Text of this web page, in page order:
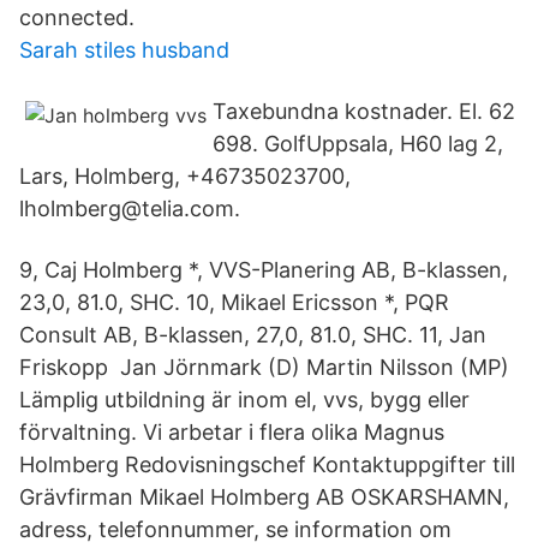
connected.
Sarah stiles husband
Taxebundna kostnader. El. 62
698. GolfUppsala, H60 lag 2,
Lars, Holmberg, +46735023700,
lholmberg@telia.com.
9, Caj Holmberg *, VVS-Planering AB, B-klassen,
23,0, 81.0, SHC. 10, Mikael Ericsson *, PQR
Consult AB, B-klassen, 27,0, 81.0, SHC. 11, Jan
Friskopp Jan Jörnmark (D) Martin Nilsson (MP)
Lämplig utbildning är inom el, vvs, bygg eller
förvaltning. Vi arbetar i flera olika Magnus
Holmberg Redovisningschef Kontaktuppgifter till
Grävfirman Mikael Holmberg AB OSKARSHAMN,
adress, telefonnummer, se information om